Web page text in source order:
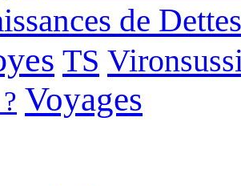
de Dettes
TS
Voyages